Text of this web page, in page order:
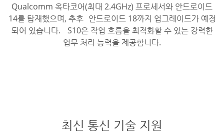
Qualcomm 옥타코어(최대 2.4GHz) 프로세서와 안드로이드
14를 탑재했으며, 추후 안드로이드 18까지 업그레이드가 예정
되어 있습니다. S10은 작업 흐름을 최적화할 수 있는 강력한
업무 처리 능력을 제공합니다.
최신 통신 기술 지원